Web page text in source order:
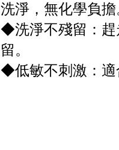
洗淨，無化學負擔
◆洗淨不殘留：趕
留。
◆低敏不刺激：適